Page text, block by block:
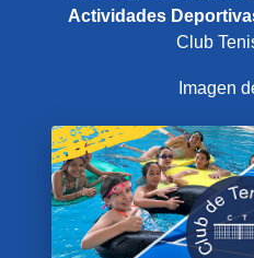
Actividades
Club
Imagen